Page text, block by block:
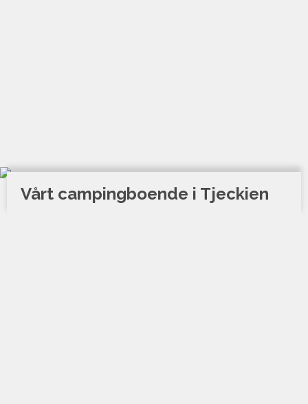
Vårt campingboende i Tjeckien